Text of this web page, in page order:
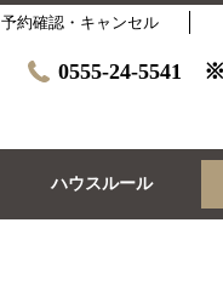
予約確認・キャンセル
0555-24-5541
ハウスルール